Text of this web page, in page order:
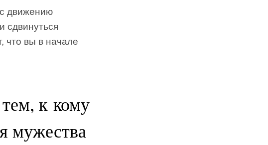
движению
сдвинуться
что вы в начале
к кому
мужества